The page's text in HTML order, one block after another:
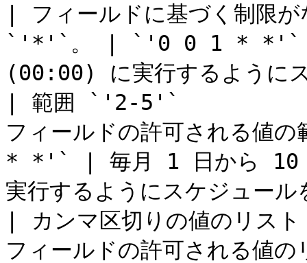
| フィールドに基づく制限
`'*'`。 | `'0 0 1 * *'` |
(00:00) に実行するように
| 範囲 `'2-5'`
フィールドの許可される
* *'` | 毎月 1 日から 10
実行するようにスケジュー
| カンマ区切りの値のリ
フィールドの許可される値